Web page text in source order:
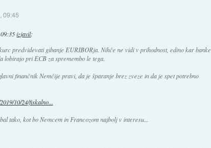
09:45
izjavil:
predvidevati gibanje EURIBORja. Nihče ne vidi v prihodnost, edino kar banke
lobirajo pri ECB za spremembo le tega.
finančnik Nemčije pravi, da je šparanje brez zveze in da je spet potrebno
10/24/fiskalno...
tako, kot bo Nemcem in Francozom najbolj v interesu...